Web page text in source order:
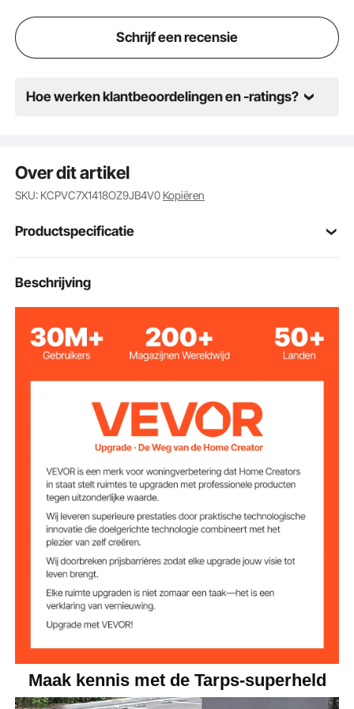
allrounder waarvan je niet wist dat je hem nodig had.
Schrijf een recensie
Hoe werken klantbeoordelingen en -ratings?
Over dit artikel
SKU: KCPVC7X1418OZ9JB4V0 Kopiëren
Productspecificatie
Modelnummer
van artikel
Materiaal dekzeil
PVC-coating (zak) +
polyestergaren
Afmetingen
Productgewicht 3,9 kg
Beschrijving
Maak kennis met de Tarps-superheld